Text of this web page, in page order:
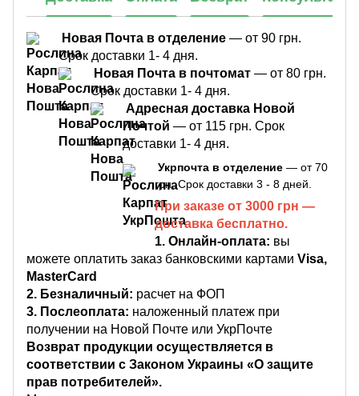
Новая Почта в отделение — от 90 грн.
Срок доставки 1- 4 дня.
Новая Почта в почтомат — от 80 грн.
Срок доставки 1- 4 дня.
Адресная доставка Новой
Почтой — от 115 грн. Срок
доставки 1- 4 дня.
Укрпочта в отделение — от 70
грн. Срок доставки 3 - 8 дней.
При заказе от 3000 грн —
доставка бесплатно.
1. Онлайн-оплата: вы
можете оплатить заказ банковскими картами Visa,
MasterCard
2. Безналичный: расчет на ФОП
3. Послеоплата: наложенный платеж при
получении на Новой Почте или УкрПочте
Возврат продукции осуществляется в
соответствии с Законом Украины «О защите
прав потребителей».